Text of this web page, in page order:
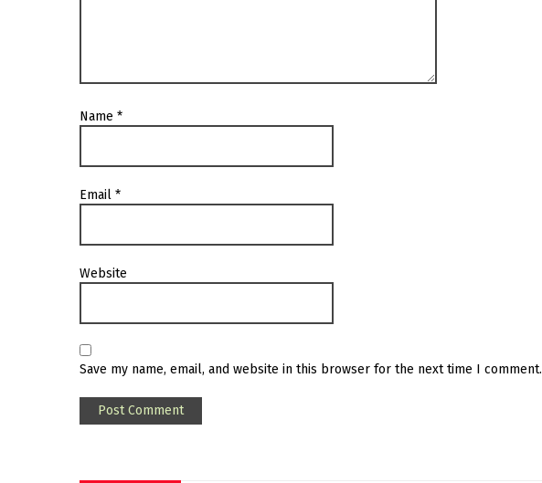
Name *
Email *
Website
Save my name, email, and website in this browser for the next time I comment.